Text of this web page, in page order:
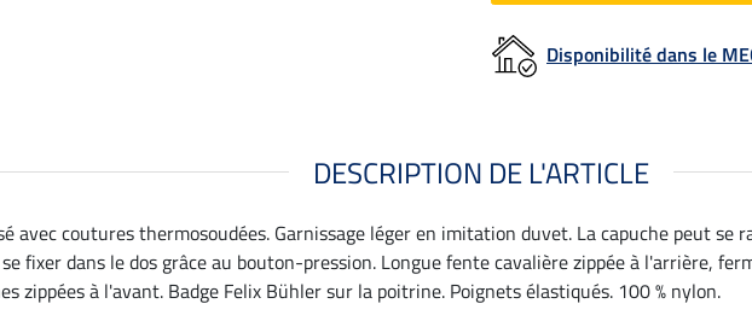
Disponibilité dans le
DESCRIPTION DE L'ARTICLE
avec coutures thermosoudées. Garnissage léger en imitation duvet. La capuche peut se
fixer dans le dos grâce au bouton-pression. Longue fente cavalière zippée à l'arrière,
zippées à l'avant. Badge Felix Bühler sur la poitrine. Poignets élastiqués. 100 % nylon.